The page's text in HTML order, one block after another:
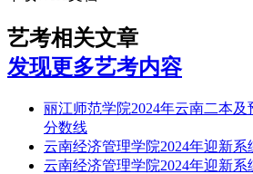
艺考相关文章
发现更多艺考内容
丽江师范学院2024年云南二本
分数线
云南经济管理学院2024年迎新系
云南经济管理学院2024年迎新系